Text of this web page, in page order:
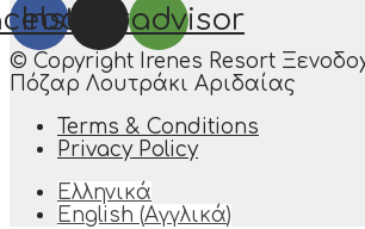
Instagram
Tripadvisor
© Copyright Irenes Resort
Πόζαρ Λουτράκι Αριδαίας
Terms & Conditions
Privacy Policy
Ελληνικά
English (Αγγλικά)